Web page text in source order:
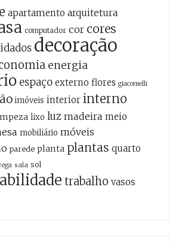
apartamento arquitetura
computador cor cores
decoração
energia
espaço externo flores giacomelli
imóveis interior interno
lixo luz madeira meio
mobiliário móveis
parede planta plantas quarto
sala sol
trabalho vasos